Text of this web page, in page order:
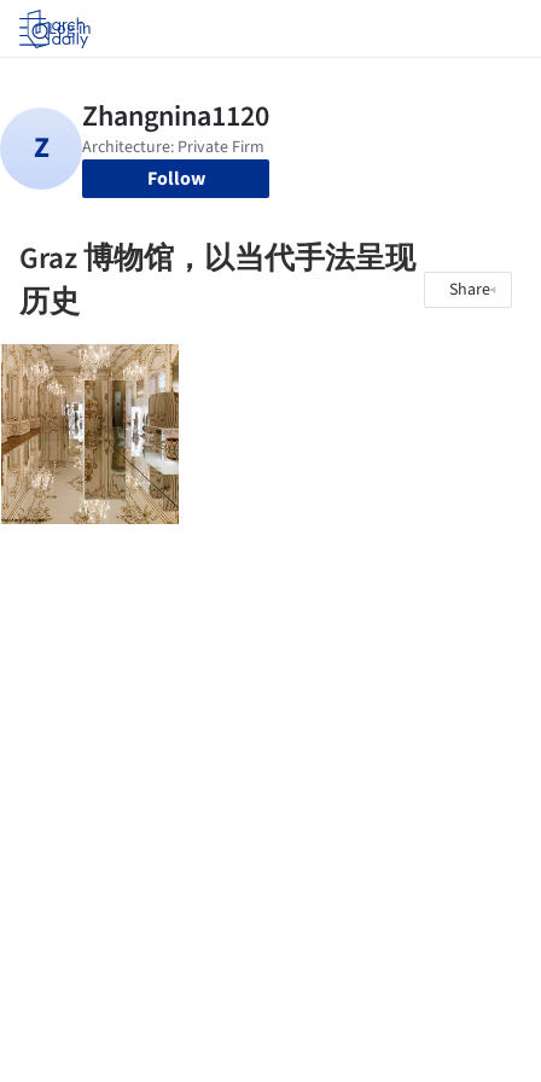
Log in
Follow
Graz 博物馆，以当代手法呈现
历史
Share